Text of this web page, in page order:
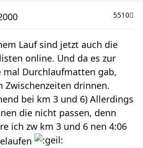
5510
Lauf sind jetzt auch die
online. Und da es zur
mal Durchlaufmatten gab,
Zwischenzeiten drinnen.
bei km 3 und 6) Allerdings
die nicht passen, denn
ich zw km 3 und 6 nen 4:06